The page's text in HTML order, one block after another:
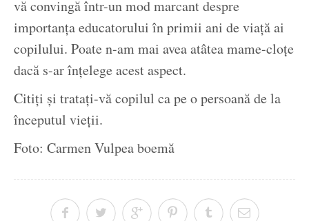
vă convingă într-un mod marcant despre
importanța educatorului în primii ani de viață ai
copilului. Poate n-am mai avea atâtea mame-cloțe
dacă s-ar înțelege acest aspect.
Citiți și tratați-vă copilul ca pe o persoană de la
începutul vieții.
Foto: Carmen Vulpea boemă